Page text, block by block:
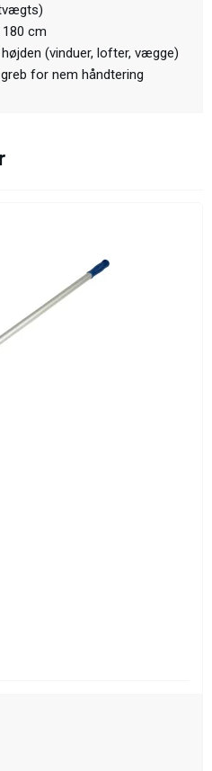
cm
(vinduer, lofter, vægge)
for nem håndtering